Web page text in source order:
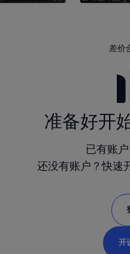
差价
准备好开
已有账
还没有账户？快速
开